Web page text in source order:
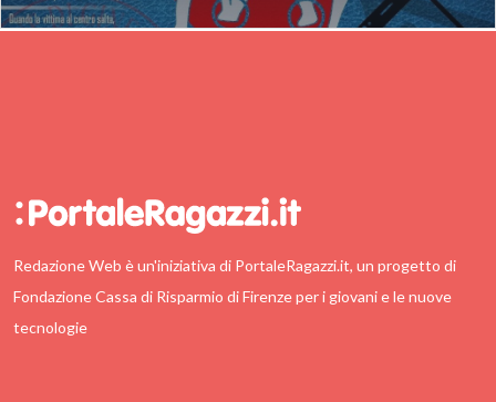
Redazione Web è un'iniziativa di PortaleRagazzi.it, un progetto di
Fondazione Cassa di Risparmio di Firenze per i giovani e le nuove
tecnologie